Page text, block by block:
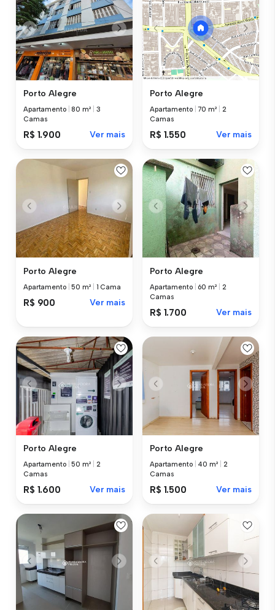
Porto Alegre
Apartamento |80 m²
3
Camas
R$ 1.900 Ver mais
Porto Alegre
Apartamento |70 m²
2
Camas
R$ 1.550 Ver mais
Porto Alegre
Apartamento |50 m² 1 Cama
R$ 900 Ver mais
Porto Alegre
Apartamento 60 m²
2
Camas
R$ 1.700 Ver mais
Porto Alegre
Apartamento |50 m²
2
Camas
R$ 1.600 Ver mais
Porto Alegre
Apartamento 40 m²
2
Camas
R$ 1.500 Ver mais